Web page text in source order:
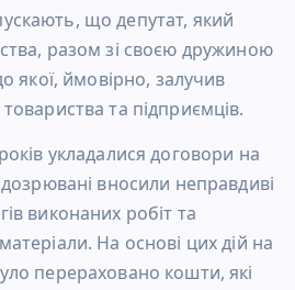
що депутат, який
разом зі своєю дружиною
якої, ймовірно, залучив
та підприємців.
укладалися договори на
вносили неправдиві
виконаних робіт та
На основі цих дій на
перераховано кошти, які